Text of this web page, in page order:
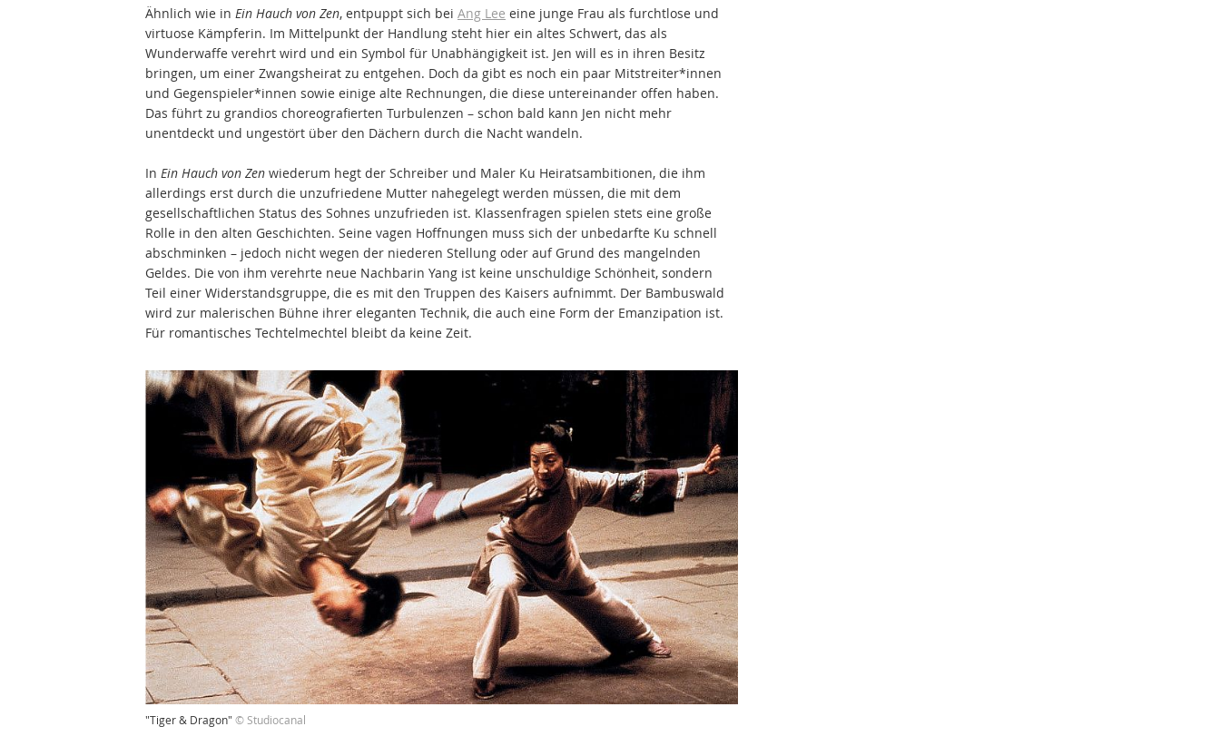
Ähnlich wie in Ein Hauch von Zen, entpuppt sich bei Ang Lee eine junge Frau als furchtlose und
virtuose Kämpferin. Im Mittelpunkt der Handlung steht hier ein altes Schwert, das als
Wunderwaffe verehrt wird und ein Symbol für Unabhängigkeit ist. Jen will es in ihren Besitz
bringen, um einer Zwangsheirat zu entgehen. Doch da gibt es noch ein paar Mitstreiter*innen
und Gegenspieler*innen sowie einige alte Rechnungen, die diese untereinander offen haben.
Das führt zu grandios choreografierten Turbulenzen – schon bald kann Jen nicht mehr
unentdeckt und ungestört über den Dächern durch die Nacht wandeln.
In Ein Hauch von Zen wiederum hegt der Schreiber und Maler Ku Heiratsambitionen, die ihm
allerdings erst durch die unzufriedene Mutter nahegelegt werden müssen, die mit dem
gesellschaftlichen Status des Sohnes unzufrieden ist. Klassenfragen spielen stets eine große
Rolle in den alten Geschichten. Seine vagen Hoffnungen muss sich der unbedarfte Ku schnell
abschminken – jedoch nicht wegen der niederen Stellung oder auf Grund des mangelnden
Geldes. Die von ihm verehrte neue Nachbarin Yang ist keine unschuldige Schönheit, sondern
Teil einer Widerstandsgruppe, die es mit den Truppen des Kaisers aufnimmt. Der Bambuswald
wird zur malerischen Bühne ihrer eleganten Technik, die auch eine Form der Emanzipation ist.
Für romantisches Techtelmechtel bleibt da keine Zeit.
"Tiger & Dragon" © Studiocanal